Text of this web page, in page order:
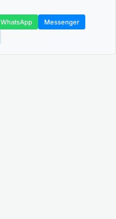
WhatsApp
Messenger